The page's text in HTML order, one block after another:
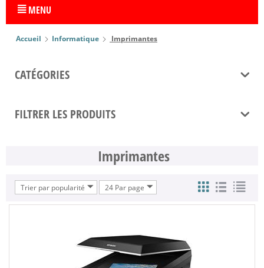
MENU
Accueil Informatique Imprimantes
CATÉGORIES
FILTRER LES PRODUITS
Imprimantes
Trier par popularité 24 Par page